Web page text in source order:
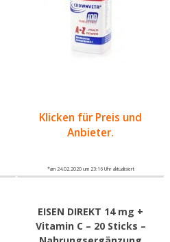
Klicken für Preis und
Anbieter.
*am 24.02.2020 um 23:16 Uhr aktualisiert
EISEN DIREKT 14 mg +
Vitamin C – 20 Sticks –